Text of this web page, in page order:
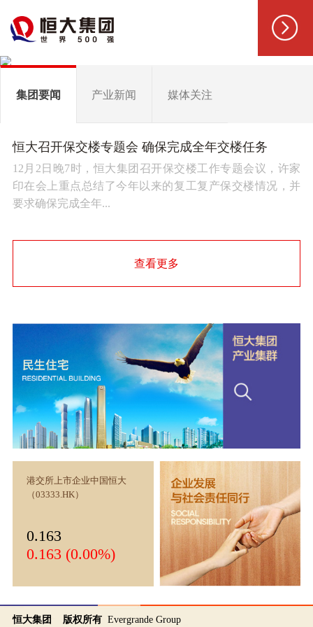
集团要闻 产业新闻 媒体关注
恒大召开保交楼专题会 确保完成全年交楼任务
12月2日晚7时，恒大集团召开保交楼工作专题会议，许家
印在会上重点总结了今年以来的复工复产保交楼情况，并
要求确保完成全年...
查看更多
港交所上市企业中国恒大
（03333.HK）
0.163
0.163 (0.00%)
恒大集团 版权所有Evergrande Group